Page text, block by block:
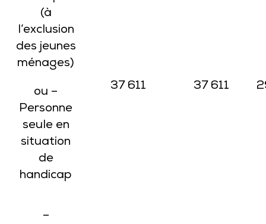
(à
l’exclusion
des jeunes
ménages)
ou –
Personne
seule en
situation
de
handicap
37 611 37 611
–